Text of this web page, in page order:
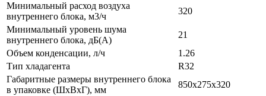
Минимальный расход воздуха
внутреннего блока, м3/ч
320
Минимальный уровень шума
внутреннего блока, дБ(А)
21
Объем конденсации, л/ч
1.26
Тип хладагента
R32
Габаритные размеры внутреннего блока
в упаковке (ШxВxГ), мм
850x275x320